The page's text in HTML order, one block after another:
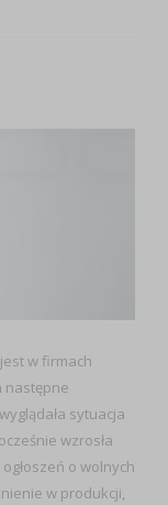
w firmach
następne
sytuacja
wzrosła
o wolnych
w produkcji,